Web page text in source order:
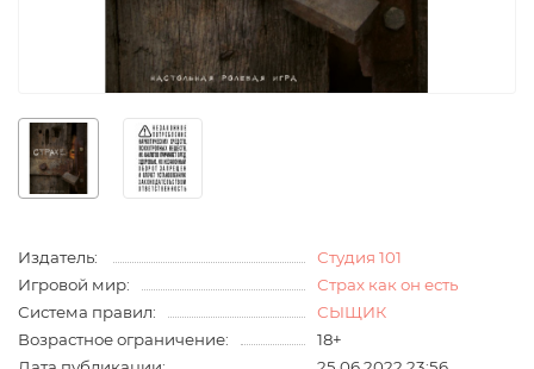
Издатель:
Студия 101
Игровой мир:
Страх как он есть
Система правил:
СЫЩИК
Возрастное ограничение:
18+